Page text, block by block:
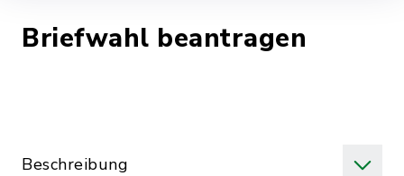
Briefwahl beantragen
Beschreibung